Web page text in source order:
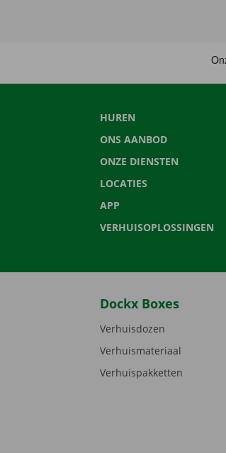
HUREN
ONS AANBOD
ONZE DIENSTEN
LOCATIES
APP
VERHUISOPLOSSINGEN
Dockx Boxes
Verhuisdozen
Verhuismateriaal
Verhuispakketten